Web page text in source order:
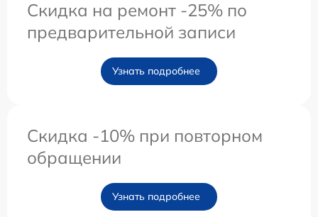
Скидка на ремонт -25% по
предварительной записи
Узнать подробнее
Скидка -10% при повторном
обращении
Узнать подробнее